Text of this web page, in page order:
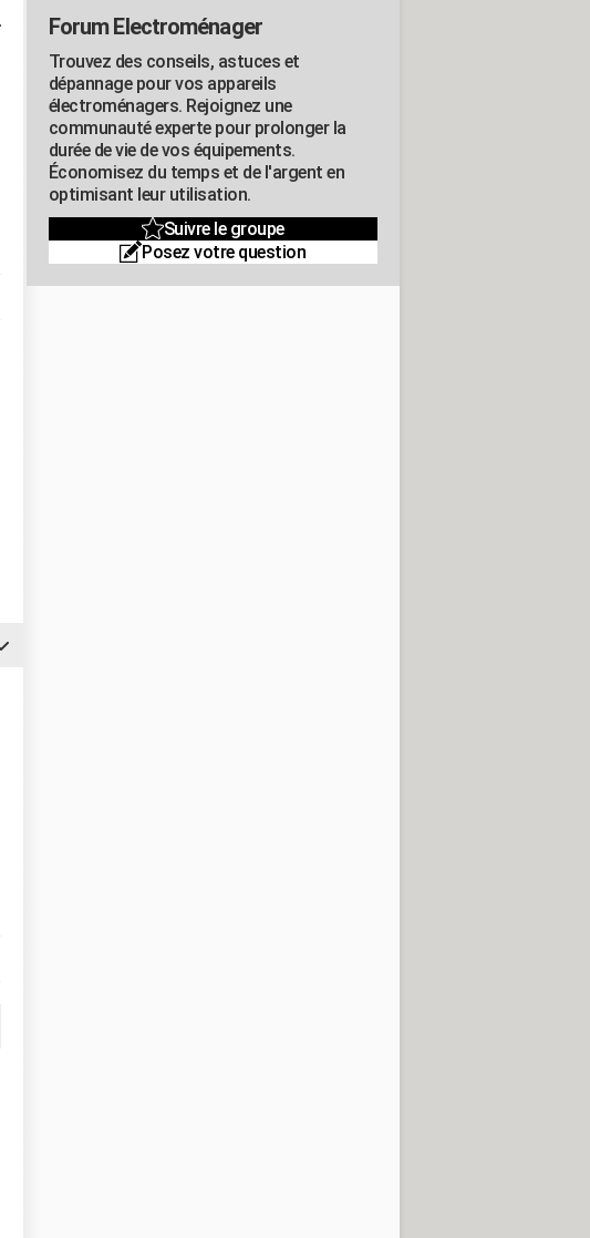
Forum Electroménager
Trouvez des conseils, astuces et
dépannage pour vos appareils
électroménagers. Rejoignez une
communauté experte pour prolonger la
durée de vie de vos équipements.
Économisez du temps et de l'argent en
optimisant leur utilisation.
Suivre le groupe
Posez votre question